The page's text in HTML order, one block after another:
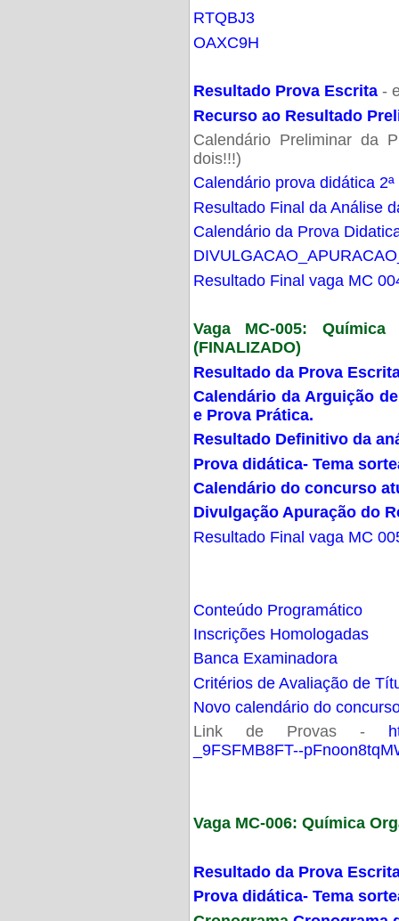
RTQBJ3
OAXC9H
Resultado Prova Escrita -
Recurso ao Resultado
Calendário Preliminar da
dois!!!)
Calendário prova didática
Resultado Final da Análise
Calendário da Prova
Resultado Final vaga MC
Vaga MC-005:
(FINALIZADO)
Resultado da Prova
Calendário da Arguição
e Prova Prática.
Resultado Definitivo da
Prova didática- Tema
Calendário do concurso
Divulgação Apuração do
Resultado Final vaga MC
Conteúdo Programático
Inscrições Homologadas
Banca Examinadora
Critérios de Avaliação de
Novo calendário do
Link de Provas -
_9FSFMB8FT--
Vaga MC-006: Química
Resultado da Prova
Prova didática- Tema